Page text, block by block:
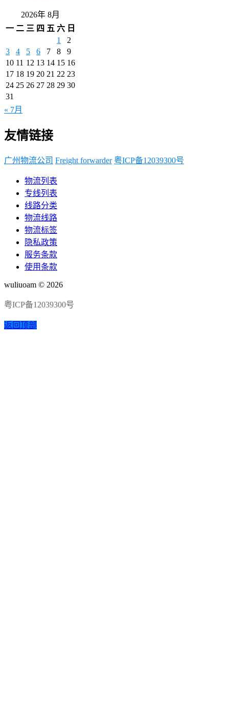
2026年 8月
一 二 三 四 五 六 日
1
2
3
4 5 6 7 8
9
10 11 12 13 14 15 16
17 18 19 20 21 22 23
24 25 26 27 28 29 30
31
« 7月
友情链接
广州物流公司 Freight forwarder 粤ICP备12039300号
物流列表
专线列表
线路分类
物流线路
物流标签
隐私政策
服务条款
使用条款
wuliuoam © 2026
粤ICP备12039300号
返回顶部